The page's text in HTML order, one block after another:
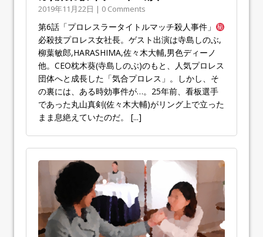
2019年11月22日 | 0 Comments
第6話「プロレスラータイトルマッチ殺人事件」
必殺技プロレス女社長。ゲスト出演は寺島しのぶ,
柳葉敏郎,HARASHIMA,佐々木大輔,男色ディーノ
他。CEO枕木葵(寺島しのぶ)のもと、人気プロレス
団体へと成長した「気合プロレス」。しかし、そ
の裏には、ある時効事件が…。25年前、看板選手
であった丸山真剣(佐々木大輔)がリング上で立った
まま息絶えていたのだ。 [...]